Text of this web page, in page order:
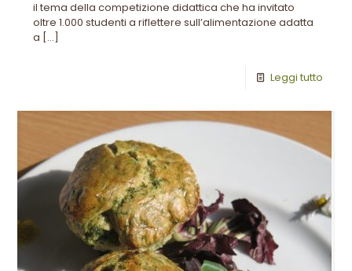
il tema della competizione didattica che ha invitato
oltre 1.000 studenti a riflettere sull’alimentazione adatta
a […]
Leggi tutto